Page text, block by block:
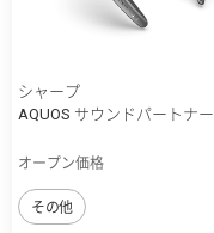
シャープ
AQUOS サウンドパートナー
オープン価格
その他